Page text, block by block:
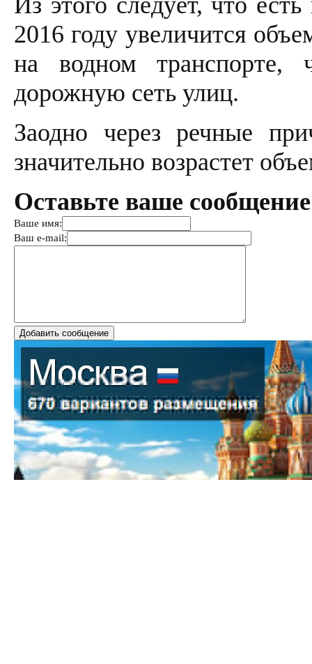
2016 году увеличится
на водном транспорте,
дорожную сеть улиц.
Заодно через речные
значительно возрастет
Оставьте ваше
Ваше имя:
Ваш e-mail: